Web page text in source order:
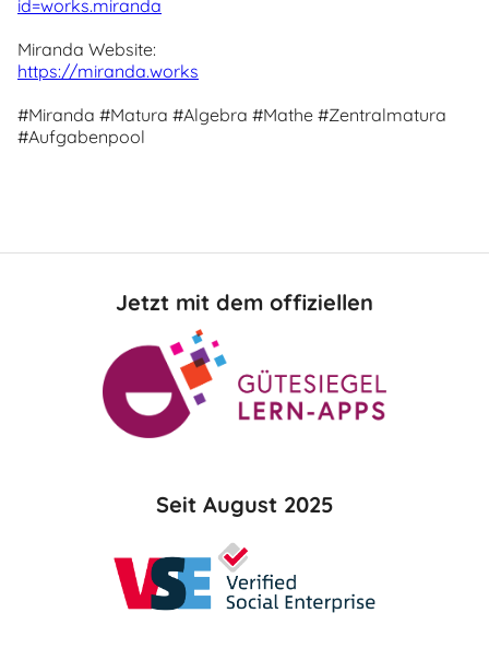
id=works.miranda
Miranda Website:
https://miranda.works
#Miranda #Matura #Algebra #Mathe #Zentralmatura
#Aufgabenpool
Jetzt mit dem offiziellen
Seit August 2025